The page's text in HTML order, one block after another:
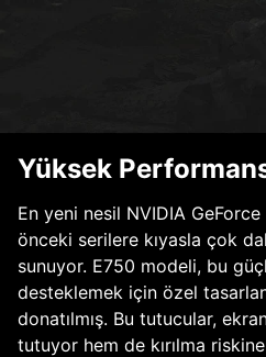
Yüksek
En yeni nesil NVIDIA
önceki serilere kıyasla çok
sunuyor. E750 modeli, bu
desteklemek için özel
donatılmış. Bu tutucular,
tutuyor hem de kırılma